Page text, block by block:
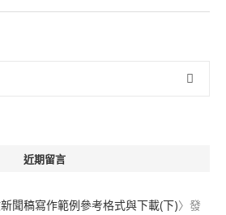
近期留言
聞稿寫作範例參考格式與下載(下)〉發